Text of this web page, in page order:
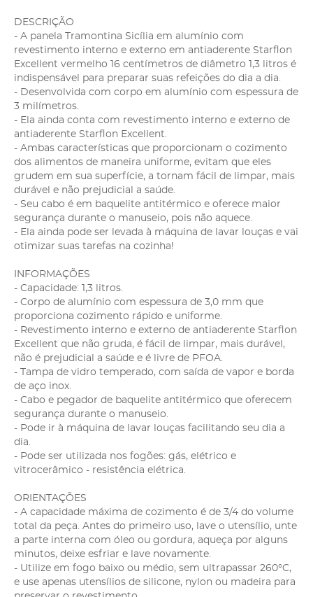
DESCRIÇÃO
- A panela Tramontina Sicília em alumínio com
revestimento interno e externo em antiaderente Starflon
Excellent vermelho 16 centímetros de diâmetro 1,3 litros é
indispensável para preparar suas refeições do dia a dia.
- Desenvolvida com corpo em alumínio com espessura de
3 milímetros.
- Ela ainda conta com revestimento interno e externo de
antiaderente Starflon Excellent.
- Ambas características que proporcionam o cozimento
dos alimentos de maneira uniforme, evitam que eles
grudem em sua superfície, a tornam fácil de limpar, mais
durável e não prejudicial a saúde.
- Seu cabo é em baquelite antitérmico e oferece maior
segurança durante o manuseio, pois não aquece.
- Ela ainda pode ser levada à máquina de lavar louças e vai
otimizar suas tarefas na cozinha!
INFORMAÇÕES
- Capacidade: 1,3 litros.
- Corpo de alumínio com espessura de 3,0 mm que
proporciona cozimento rápido e uniforme.
- Revestimento interno e externo de antiaderente Starflon
Excellent que não gruda, é fácil de limpar, mais durável,
não é prejudicial a saúde e é livre de PFOA.
- Tampa de vidro temperado, com saída de vapor e borda
de aço inox.
- Cabo e pegador de baquelite antitérmico que oferecem
segurança durante o manuseio.
- Pode ir à máquina de lavar louças facilitando seu dia a
dia.
- Pode ser utilizada nos fogões: gás, elétrico e
vitrocerâmico - resistência elétrica.
ORIENTAÇÕES
- A capacidade máxima de cozimento é de 3/4 do volume
total da peça. Antes do primeiro uso, lave o utensílio, unte
a parte interna com óleo ou gordura, aqueça por alguns
minutos, deixe esfriar e lave novamente.
- Utilize em fogo baixo ou médio, sem ultrapassar 260°C,
e use apenas utensílios de silicone, nylon ou madeira para